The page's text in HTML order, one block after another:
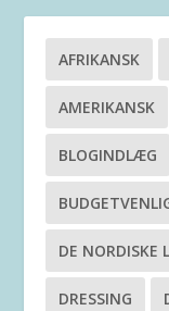
AFRIKANSK
AMERIKANSK
BLOGINDLÆG
DE NORDISKE
DRESSING